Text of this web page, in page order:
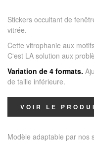
Stickers occultant de
vitrée.
Cette vitrophanie aux
C'est LA solution aux
Variation de 4 formats.
de taille inférieure.
VOIR LE
Modèle adaptable par nos